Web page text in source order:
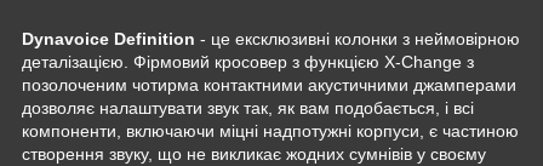
Dynavoice Definition - це ексклюзивні колонки з неймовірною
деталізацією. Фірмовий кросовер з функцією X-Change з
позолоченим чотирма контактними акустичними джамперами
дозволяє налаштувати звук так, як вам подобається, і всі
компоненти, включаючи міцні надпотужні корпуси, є частиною
створення звуку, що не викликає жодних сумнівів у своєму